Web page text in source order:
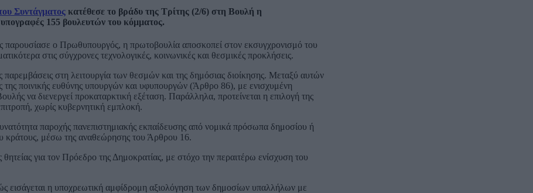
Συντάγματος κατέθεσε το βράδυ της Τρίτης (2/6) στη Βουλή η
155 βουλευτών του κόμματος.
παρουσίασε ο Πρωθυπουργός, η πρωτοβουλία αποσκοπεί στον εκσυγχρονισμό του
στις σύγχρονες τεχνολογικές, κοινωνικές και θεσμικές προκλήσεις.
παρεμβάσεις στη λειτουργία των θεσμών και της δημόσιας διοίκησης. Μεταξύ αυτών
της ποινικής ευθύνης υπουργών και υφυπουργών (Άρθρο 86), με ενισχυμένη
να διενεργεί προκαταρκτική εξέταση. Παράλληλα, προτείνεται η επιλογή της
χωρίς κυβερνητική εμπλοκή.
παροχής πανεπιστημιακής εκπαίδευσης από νομικά πρόσωπα δημοσίου ή
κράτους, μέσω της αναθεώρησης του Άρθρου 16.
για τον Πρόεδρο της Δημοκρατίας, με στόχο την περαιτέρω ενίσχυση του
εισάγεται η υποχρεωτική αμφίδρομη αξιολόγηση των δημοσίων υπαλλήλων με